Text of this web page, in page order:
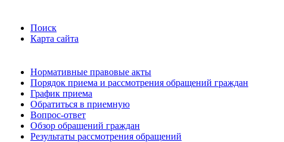
Поиск
Карта сайта
Нормативные правовые акты
Порядок приема и рассмотрения обращений граждан
График приема
Обратиться в приемную
Вопрос-ответ
Обзор обращений граждан
Результаты рассмотрения обращений